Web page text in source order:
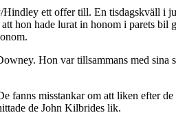
Hindley ett offer till. En tisdagskväll
hon hade lurat in honom i parets
Hon var tillsammans med
fanns misstankar om att liken efter
de John Kilbrides lik.